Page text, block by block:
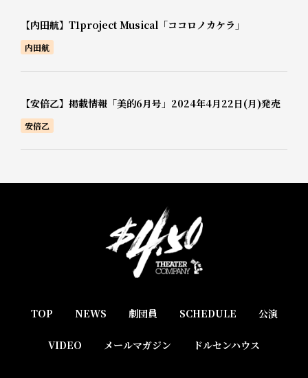
【内田航】T1project Musical「ココロノカケラ」
内田航
【安倍乙】掲載情報「美的6月号」2024年4月22日(月)発売
安倍乙
TOP NEWS 劇団員 SCHEDULE 公演
VIDEO メールマガジン ドルセンハウス